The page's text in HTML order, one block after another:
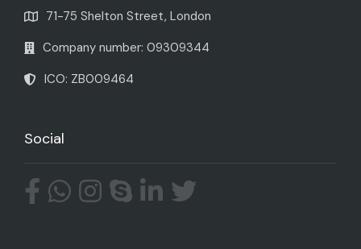
71-75 Shelton Street, London
Company number: 09309344
ICO: ZB009464
Social